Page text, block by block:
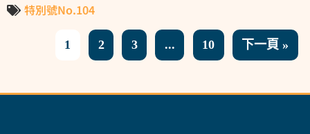
特別號No.104
1 2 3 ... 10 下一頁 »